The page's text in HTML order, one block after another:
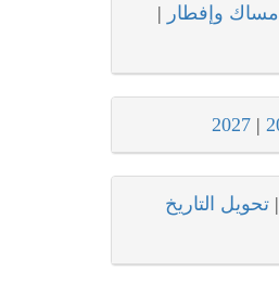
|
|
2027
| تحويل التاريخ